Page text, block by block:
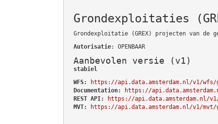
Grondexploitaties
Grondexploitatie (GREX) projecten van de
Autorisatie: OPENBAAR
Aanbevolen versie (v1)
stabiel
WFS:
https://api.data.amsterdam.nl/v1/wfs/
Documentation:
https://
REST API:
https://api.data.amsterdam.nl/
MVT:
https://api.data.amsterdam.nl/v1/mvt/